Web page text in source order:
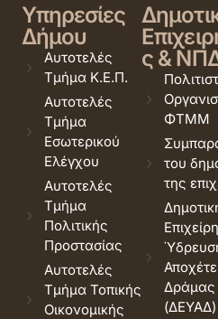
Υπηρεσίες
Δήμου
Αυτοτελές
Τμήμα Κ.Ε.Π.
Αυτοτελές
Τμήμα
Εσωτερικού
Ελέγχου
Αυτοτελές
Τμήμα
Πολιτικής
Προστασίας
Αυτοτελές
Τμήμα Τοπικής
Οικονομικής
ς &
ΦΤΜΜ
του
της
Δράμας
(ΔΕΥΑΔ)